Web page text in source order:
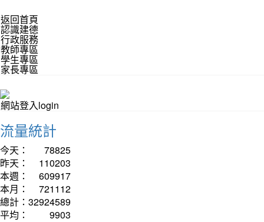
返回首頁
認識建德
行政服務
教師專區
學生專區
家長專區
網站登入login
流量統計
今天：
78825
昨天：
110203
本週：
609917
本月：
721112
總計： 32924589
平均：
9903